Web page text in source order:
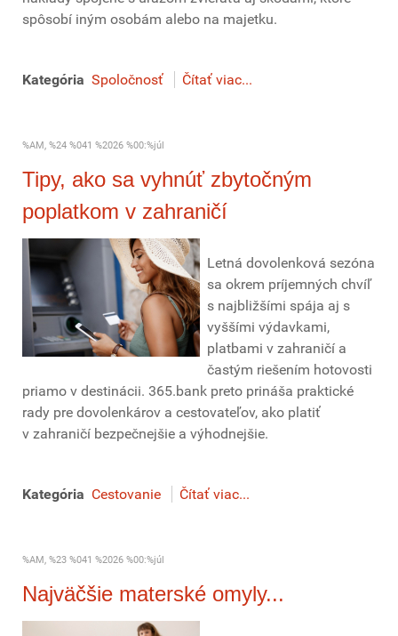
spôsobí iným osobám alebo na majetku.
Kategória Spoločnosť Čítať viac...
%AM, %24 %041 %2026 %00:%júl
Tipy, ako sa vyhnúť zbytočným
poplatkom v zahraničí
Letná dovolenková sezóna
sa okrem príjemných chvíľ
s najbližšími spája aj s
vyššími výdavkami,
platbami v zahraničí a
častým riešením hotovosti
priamo v destinácii. 365.bank preto prináša praktické
rady pre dovolenkárov a cestovateľov, ako platiť
v zahraničí bezpečnejšie a výhodnejšie.
Kategória Cestovanie Čítať viac...
%AM, %23 %041 %2026 %00:%júl
Najväčšie materské omyly...